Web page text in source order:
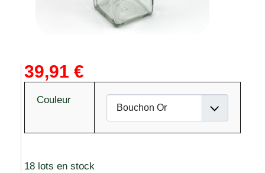
39,91 €
Couleur
18 lots en stock